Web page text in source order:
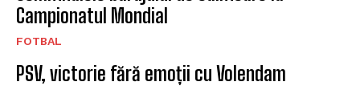
Campionatul Mondial
FOTBAL
PSV, victorie fără emoții cu Volendam